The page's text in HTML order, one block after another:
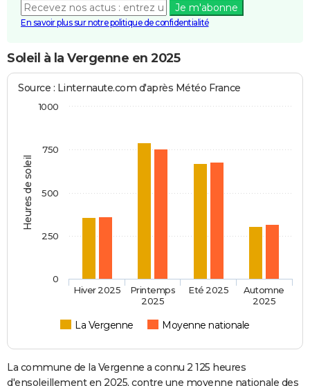
Je m'abonne
En savoir plus sur notre politique de confidentialité
Soleil à la Vergenne en 2025
Heures de soleil
Source : Linternaute.com d'après Météo France
La Vergenne Moyenne nationale
Hiver 2025
Printemps
2025
Eté 2025
Automne
2025
0
1000
250
500
750
La commune de la Vergenne a connu 2 125 heures
d'ensoleillement en 2025, contre une moyenne nationale des